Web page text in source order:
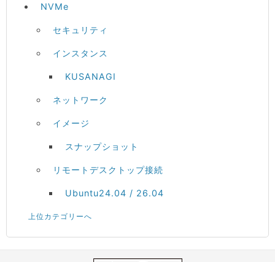
NVMe
セキュリティ
インスタンス
KUSANAGI
ネットワーク
イメージ
スナップショット
リモートデスクトップ接続
Ubuntu24.04 / 26.04
上位カテゴリーへ